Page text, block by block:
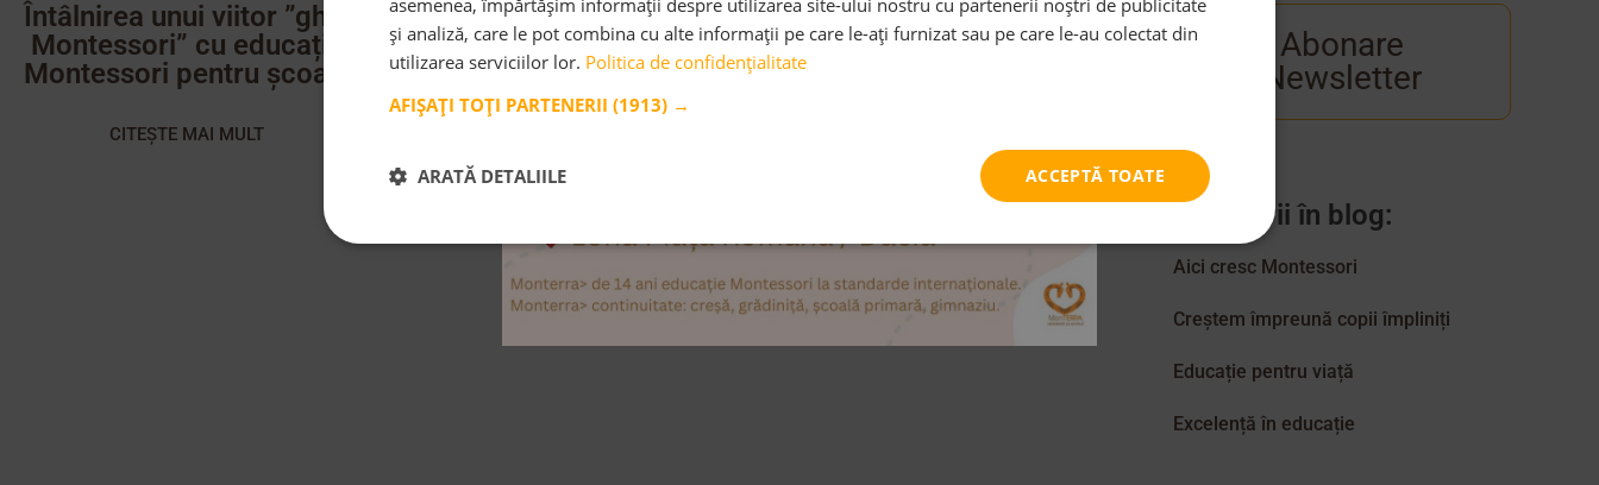
Întâlnirea unui viitor ”ghid
Montessori” cu educația
Montessori pentru școală
CITEȘTE MAI MULT
Abonare
Newsletter
Categorii în blog:
Aici cresc Montessori
Creștem împreună copii împliniți
Educație pentru viață
Excelență în educație
și analiză, care le pot combina cu alte informații pe care le-ați furnizat sau pe care le-au colectat din
utilizarea serviciilor lor. Politica de confidențialitate
AFIȘAȚI TOȚI PARTENERII (1913) →
ACCEPTĂ TOATE
ARATĂ DETALIILE